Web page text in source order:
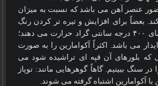
عنصر آهن می باشد که نسبت به میزان
بعضاً برای افزایش و تیره تر کردن رنگ
۴٠٠ درجه سانتی گراد حرارت می دهند؛
می باشد. اکثراً آکوامارین را به صورت
که بلورهای آن قپه ای تراشیده شود می
سنگ ببینیم. گاهاً گوهرهایی مانند: توپاز
با آکوامارین اشتباه گرفته می شوند.